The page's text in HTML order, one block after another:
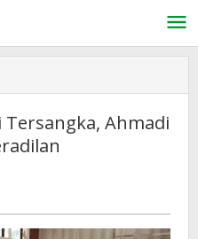
Tersangka, Ahmadi